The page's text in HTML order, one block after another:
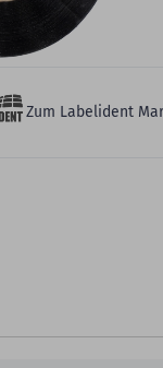
Zum Labelident